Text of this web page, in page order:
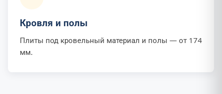
Кровля и полы
Плиты под кровельный материал и полы — от 174
мм.